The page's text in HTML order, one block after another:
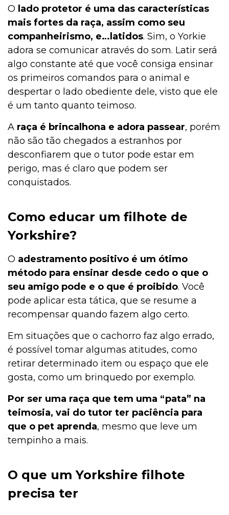
O lado protetor é uma das características
mais fortes da raça, assim como seu
companheirismo, e…latidos. Sim, o Yorkie
adora se comunicar através do som. Latir será
algo constante até que você consiga ensinar
os primeiros comandos para o animal e
despertar o lado obediente dele, visto que ele
é um tanto quanto teimoso.
A raça é brincalhona e adora passear, porém
não são tão chegados a estranhos por
desconfiarem que o tutor pode estar em
perigo, mas é claro que podem ser
conquistados.
Como educar um filhote de
Yorkshire?
O adestramento positivo é um ótimo
método para ensinar desde cedo o que o
seu amigo pode e o que é proibido. Você
pode aplicar esta tática, que se resume a
recompensar quando fazem algo certo.
Em situações que o cachorro faz algo errado,
é possível tomar algumas atitudes, como
retirar determinado item ou espaço que ele
gosta, como um brinquedo por exemplo.
Por ser uma raça que tem uma “pata” na
teimosia, vai do tutor ter paciência para
que o pet aprenda, mesmo que leve um
tempinho a mais.
O que um Yorkshire filhote
precisa ter